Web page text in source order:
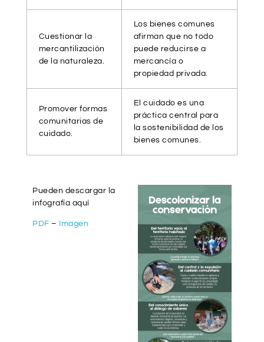
Cuestionar la
mercantilización
de la naturaleza.
Los bienes comunes
afirman que no todo
puede reducirse a
mercancía o
propiedad privada.
Promover formas
comunitarias de
cuidado.
El cuidado es una
práctica central para
la sostenibilidad de los
bienes comunes.
Pueden descargar la
infografía aquí
PDF – Imagen